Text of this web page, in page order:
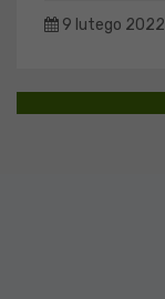
9 lutego 2022